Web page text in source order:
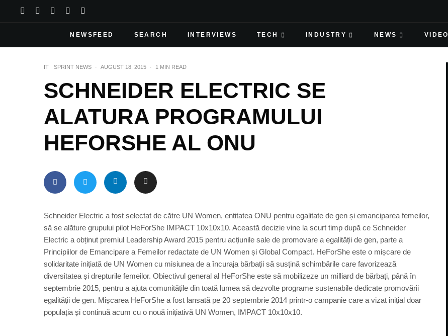
NEWSFEED SEARCH INTERVIEWS TECH INDUSTRY NEWS VIDEO
IT SPRINT NEWS · AUGUST 18, 2015 · 1 MIN READ
SCHNEIDER ELECTRIC SE
ALATURA PROGRAMULUI
HEFORSHE AL ONU
Schneider Electric a fost selectat de către UN Women, entitatea ONU pentru egalitate de gen și emanciparea femeilor,
să se alăture grupului pilot HeForShe IMPACT 10x10x10. Această decizie vine la scurt timp după ce Schneider
Electric a obținut premiul Leadership Award 2015 pentru acțiunile sale de promovare a egalității de gen, parte a
Principiilor de Emancipare a Femeilor redactate de UN Women și Global Compact. HeForShe este o mișcare de
solidaritate inițiată de UN Women cu misiunea de a încuraja bărbații să susțină schimbările care favorizează
diversitatea și drepturile femeilor. Obiectivul general al HeForShe este să mobilizeze un milliard de bărbați, până în
septembrie 2015, pentru a ajuta comunitățile din toată lumea să dezvolte programe sustenabile dedicate promovării
egalității de gen. Mișcarea HeForShe a fost lansată pe 20 septembrie 2014 printr-o campanie care a vizat inițial doar
populația și continuă acum cu o nouă inițiativă UN Women, IMPACT 10x10x10.